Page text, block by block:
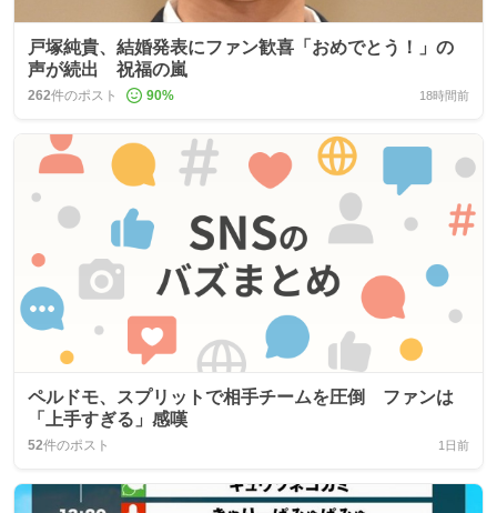
戸塚純貴、結婚発表にファン歓喜「おめでとう！」の
声が続出 祝福の嵐
262件のポスト 90% 18時間前
ペルドモ、スプリットで相手チームを圧倒 ファンは
「上手すぎる」感嘆
52件のポスト 1日前